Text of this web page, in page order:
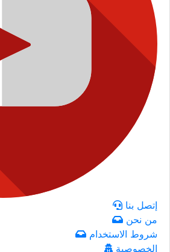
إتصل بنا
من نحن
شروط الاستخدام
الخصوصية